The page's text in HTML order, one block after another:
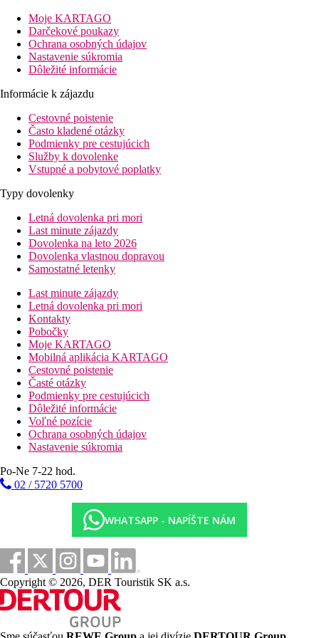
najmodernejšie fitnescentrum.
Vzdialenosť
pláž: 0 m
letisko:
Letisko Dubaj (DXB): 40 km
Letisko Dubaj Al Maktúm (DWC) 50 km
Letisko Ras Al Khaimah 135 km
Letisko Abú Zabí 105 km
Centrá: 25 km
Popis izby
Dvojlôžková izba, Deluxe, výhľad na more:
telefón
TV/satelit
trezor
kúpeľňa/WC (sušič vlasov)
wifi
minibar
27m2
výhľad na more
Ďalšie typy izieb (ak nie je uvedené inak, všetky izby majú
vyššie uvedené vybavenie)
Dvojlôžková izba, Deluxe, výhľad na more/palmu,
posteľ s manželskou posteľou King:
palmu, posteľ s manželskou posteľou King
Dvojlôžková izba, Deluxe, výhľad na more/palmu,
oddelené postele:
postele
Jednospálňová suita, dolné poschodie:
kuchynský kút, oddelená spálňa od obývacej časti, balkón
Jednospálňová suita, výhľad na more:
kuchynský kút, spálňa oddelená od obývacej časti,
výhľad na more, balkón
88m2, kuchynský kút, oddelená spálňa od obývacej časti,
výhľad na more a palmy, balkón
165m2, 2 spálne s manželskými posteľami, oddelená
obývacia časť, kuchynský kút, balkón, výhľad na more
Prístelka je vo forme rozkladacej pohovky
Popis hotelu
132 izieb
2 nekonečné bazény
detský bazén
detské ihrisko
fitness
Moje KARTAGO
Darčekové poukazy
Ochrana osobných údajov
Nastavenie súkromia
Dôležité informácie
Informácie k zájazdu
Cestovné poistenie
Často kladené otázky
Podmienky pre cestujúcich
Služby k dovolenke
Vstupné a pobytové poplatky
Typy dovolenky
Letná dovolenka pri mori
Last minute zájazdy
Dovolenka na leto 2026
Dovolenka vlastnou dopravou
Samostatné letenky
Last minute zájazdy
Letná dovolenka pri mori
Kontakty
Pobočky
Moje KARTAGO
Mobilná aplikácia KARTAGO
Cestovné poistenie
Časté otázky
Podmienky pre cestujúcich
Dôležité informácie
Voľné pozície
Ochrana osobných údajov
Nastavenie súkromia
Po-Ne 7-22 hod.
02 / 5720 5700
WHATSAPP - NAPÍŠTE NÁM
Copyright © 2026, DER Touristik SK a.s.